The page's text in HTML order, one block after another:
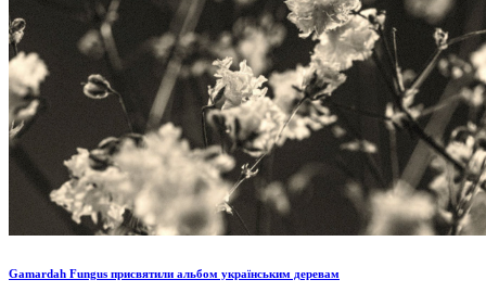
Gamardah Fungus присвятили альбом українським деревам